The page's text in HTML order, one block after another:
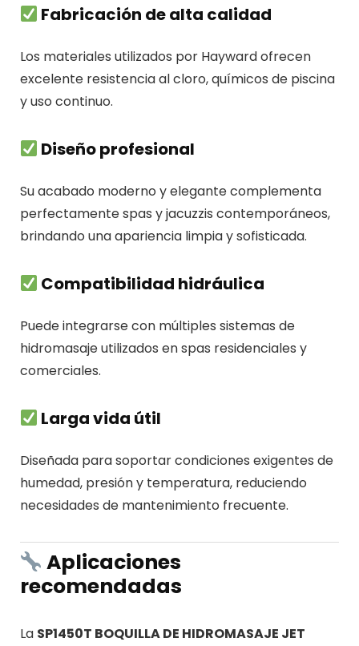
Fabricación de alta calidad
Los materiales utilizados por Haywardofrecen
excelente resistencia al cloro, químicos de piscina
y uso continuo.
Diseño profesional
Su acabado moderno y elegante complementa
perfectamente spas y jacuzzis contemporáneos,
brindando una apariencia limpia y sofisticada.
Compatibilidad hidráulica
Puede integrarse con múltiples sistemas de
hidromasaje utilizados en spas residenciales y
comerciales.
Larga vida útil
Diseñada para soportar condiciones exigentes de
humedad, presión y temperatura, reduciendo
necesidades de mantenimiento frecuente.
Aplicaciones
recomendadas
La SP1450T BOQUILLA DE HIDROMASAJE JET